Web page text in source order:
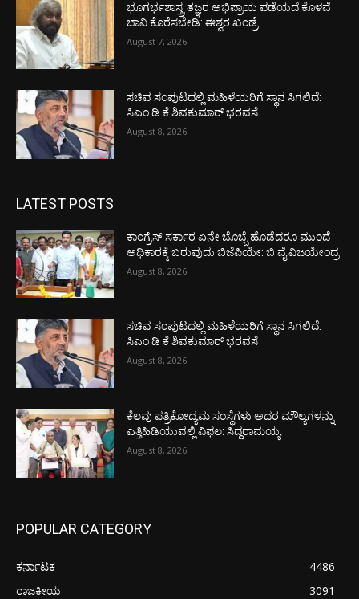
ಭೂಗರ್ಭಶಾಸ್ತ್ರ ತಜ್ಞರ ಅಭಿಪ್ರಾಯ ಪಡೆಯದೆ ಕೊಳವೆ
ಬಾವಿ ಕೊರೆಸಬೇಡಿ: ಈಶ್ವರ ಖಂಡ್ರೆ
August 7, 2026
ಸಚಿವ ಸಂಪುಟದಲ್ಲಿ ಮಹಿಳೆಯರಿಗೆ ಸ್ಥಾನ ಸಿಗಲಿದೆ:
ಸಿಎಂ ಡಿ ಕೆ ಶಿವಕುಮಾರ್ ಭರವಸೆ
August 8, 2026
LATEST POSTS
ಕಾಂಗ್ರೆಸ್ ಸರ್ಕಾರ ಏನೇ ಬೊಬ್ಬೆ ಹೊಡೆದರೂ ಮುಂದೆ
ಅಧಿಕಾರಕ್ಕೆ ಬರುವುದು ಬಿಜೆಪಿಯೇ: ಬಿ ವೈ ವಿಜಯೇಂದ್ರ
August 8, 2026
ಸಚಿವ ಸಂಪುಟದಲ್ಲಿ ಮಹಿಳೆಯರಿಗೆ ಸ್ಥಾನ ಸಿಗಲಿದೆ:
ಸಿಎಂ ಡಿ ಕೆ ಶಿವಕುಮಾರ್ ಭರವಸೆ
August 8, 2026
ಕೆಲವು ಪತ್ರಿಕೋದ್ಯಮ ಸಂಸ್ಥೆಗಳು ಅದರ ಮೌಲ್ಯಗಳನ್ನು
ಎತ್ತಿಹಿಡಿಯುವಲ್ಲಿ ವಿಫಲ: ಸಿದ್ದರಾಮಯ್ಯ
August 8, 2026
POPULAR CATEGORY
ಕರ್ನಾಟಕ
4486
ರಾಜಕೀಯ
3091